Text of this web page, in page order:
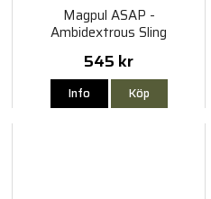
Magpul ASAP -
Ambidextrous Sling
545 kr
Info Köp